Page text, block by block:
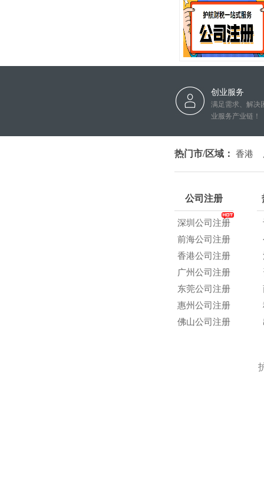
创业服务
满足需求、解决
业服务产业链！
热门市/区域： 香港
公司注册
深圳公司注册
前海公司注册
香港公司注册
广州公司注册
东莞公司注册
惠州公司注册
佛山公司注册